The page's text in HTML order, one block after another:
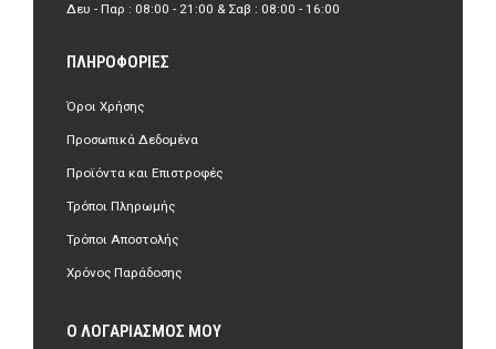
Δευ - Παρ : 08:00 - 21:00 & Σαβ : 08:00 - 16:00
ΠΛΗΡΟΦΟΡΊΕΣ
Όροι Χρήσης
Προσωπικά Δεδομένα
Προϊόντα και Επιστροφές
Τρόποι Πληρωμής
Τρόποι Αποστολής
Χρόνος Παράδοσης
Ο ΛΟΓΑΡΙΑΣΜΌΣ ΜΟΥ